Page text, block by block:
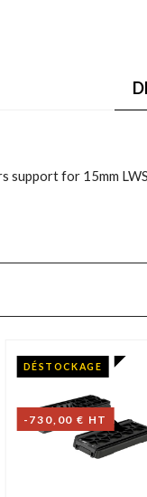
support for 15mm
DÉSTOCKAGE
-730,00 € HT